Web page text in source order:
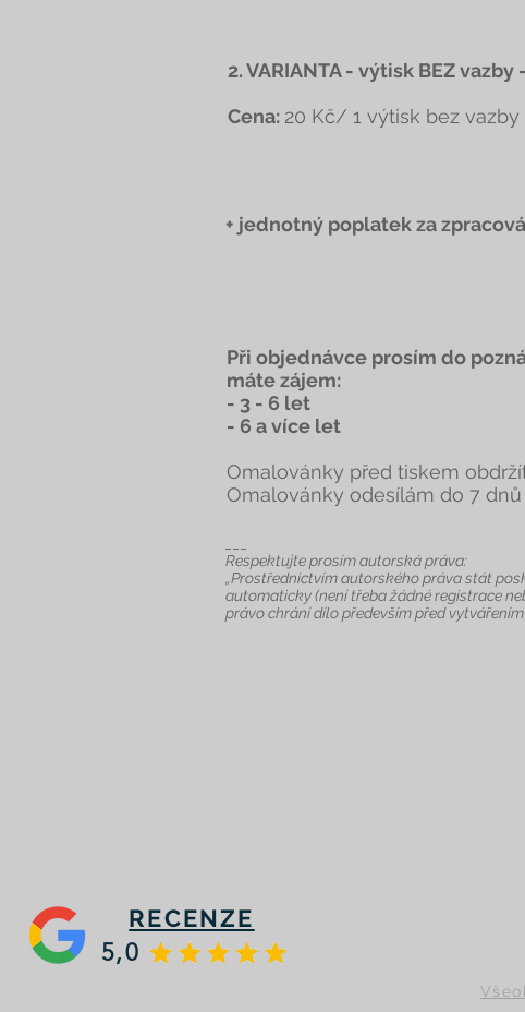
2. VARIANTA - výtisk BEZ
Cena: 20 Kč/ 1 výtisk bez
+ jednotný poplatek za
Při objednávce prosím do
máte zájem:
- 3 - 6 let
- 6 a více let
Omalovánky před tiskem
Omalovánky odesílám do 7
Respektujte prosím autorská práva:
„Prostřednictvím autorského práva stát
automaticky (není třeba žádné registrace
právo chrání dílo především před vytvářením
RECENZE
5,0